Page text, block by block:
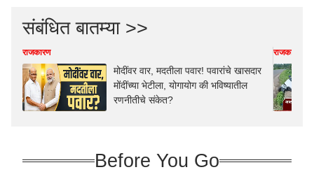
संबंधित बातम्या >>
राजकारण
मोदींवर वार, मदतीला पवार! पवारांचे खासदार
मोंदींच्या भेटीला, योगायोग की भविष्यातील
रणनीतीचे संकेत?
राजकारण
Before You Go